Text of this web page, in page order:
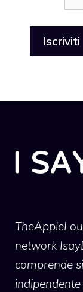
network
comprende